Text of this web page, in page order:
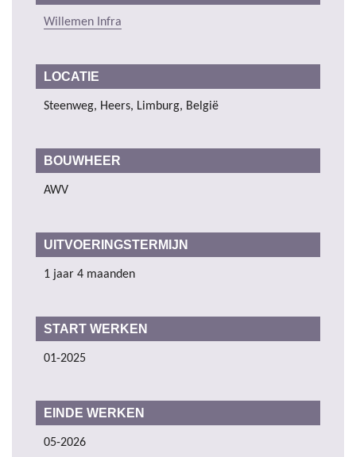
Willemen Infra
LOCATIE
Steenweg, Heers, Limburg, België
BOUWHEER
AWV
UITVOERINGSTERMIJN
1 jaar 4 maanden
START WERKEN
01-2025
EINDE WERKEN
05-2026